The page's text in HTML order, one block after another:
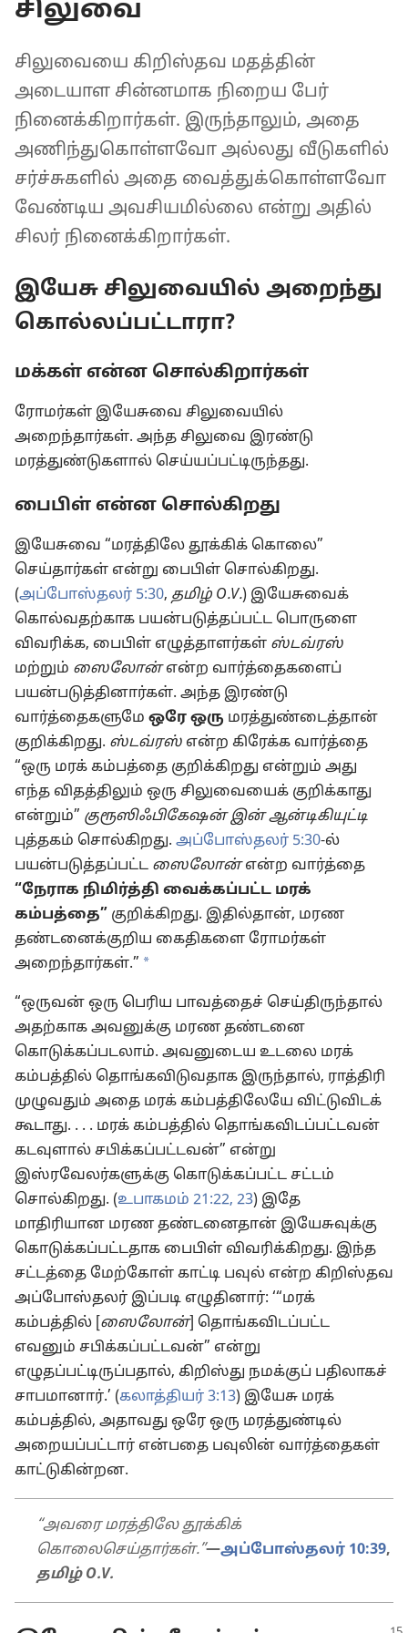
சிலுவை
சிலுவையை கிறிஸ்தவ மதத்தின்
அடையாள சின்னமாக நிறைய பேர்
நினைக்கிறார்கள். இருந்தாலும், அதை
அணிந்துகொள்ளவோ அல்லது வீடுகளில்
சர்ச்சுகளில் அதை வைத்துக்கொள்ளவோ
வேண்டிய அவசியமில்லை என்று அதில்
சிலர் நினைக்கிறார்கள்.
இயேசு சிலுவையில் அறைந்து
கொல்லப்பட்டாரா?
மக்கள் என்ன சொல்கிறார்கள்
ரோமர்கள் இயேசுவை சிலுவையில்
அறைந்தார்கள். அந்த சிலுவை இரண்டு
மரத்துண்டுகளால் செய்யப்பட்டிருந்தது.
பைபிள் என்ன சொல்கிறது
இயேசுவை “மரத்திலே தூக்கிக் கொலை”
செய்தார்கள் என்று பைபிள் சொல்கிறது.
(அப்போஸ்தலர் 5:30, தமிழ் O.V.) இயேசுவைக்
கொல்வதற்காக பயன்படுத்தப்பட்ட பொருளை
விவரிக்க, பைபிள் எழுத்தாளர்கள் ஸ்டவ்ரஸ்
மற்றும் ஸைலோன்என்ற வார்த்தைகளைப்
பயன்படுத்தினார்கள். அந்த இரண்டு
வார்த்தைகளுமே ஒரே ஒரு மரத்துண்டைத்தான்
குறிக்கிறது. ஸ்டவ்ரஸ் என்ற கிரேக்க வார்த்தை
“ஒரு மரக் கம்பத்தை குறிக்கிறது என்றும் அது
எந்த விதத்திலும் ஒரு சிலுவையைக் குறிக்காது
என்றும்” குரூஸிஃபிகேஷன் இன் ஆன்டிகியுட்டி
புத்தகம் சொல்கிறது. அப்போஸ்தலர் 5:30-ல்
பயன்படுத்தப்பட்ட ஸைலோன்என்ற வார்த்தை
“நேராக நிமிர்த்தி வைக்கப்பட்ட மரக்
கம்பத்தை” குறிக்கிறது. இதில்தான், மரண
தண்டனைக்குறிய கைதிகளை ரோமர்கள்
அறைந்தார்கள்.” *
“ஒருவன் ஒரு பெரிய பாவத்தைச் செய்திருந்தால்
அதற்காக அவனுக்கு மரண தண்டனை
கொடுக்கப்படலாம். அவனுடைய உடலை மரக்
கம்பத்தில் தொங்கவிடுவதாக இருந்தால், ராத்திரி
முழுவதும் அதை மரக் கம்பத்திலேயே விட்டுவிடக்
கூடாது. . . . மரக் கம்பத்தில் தொங்கவிடப்பட்டவன்
கடவுளால் சபிக்கப்பட்டவன்” என்று
இஸ்ரவேலர்களுக்கு கொடுக்கப்பட்ட சட்டம்
சொல்கிறது. (உபாகமம் 21:22, 23) இதே
மாதிரியான மரண தண்டனைதான் இயேசுவுக்கு
கொடுக்கப்பட்டதாக பைபிள் விவரிக்கிறது. இந்த
சட்டத்தை மேற்கோள் காட்டி பவுல் என்ற கிறிஸ்தவ
அப்போஸ்தலர் இப்படி எழுதினார்: ‘“மரக்
கம்பத்தில் [ ஸைலோன்] தொங்கவிடப்பட்ட
எவனும் சபிக்கப்பட்டவன்” என்று
எழுதப்பட்டிருப்பதால், கிறிஸ்து நமக்குப் பதிலாகச்
சாபமானார்.’ (கலாத்தியர் 3:13) இயேசு மரக்
கம்பத்தில், அதாவது ஒரே ஒரு மரத்துண்டில்
அறையப்பட்டார் என்பதை பவுலின் வார்த்தைகள்
காட்டுகின்றன.
“அவரை மரத்திலே தூக்கிக்
கொலைசெய்தார்கள்.”—அப்போஸ்தலர் 10:39,
தமிழ் O.V.